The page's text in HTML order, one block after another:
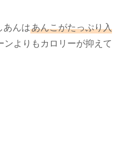
あんはあんこがたっぷり入
ンよりもカロリーが抑えて